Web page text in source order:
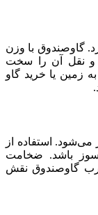
گاوصندوق با وزن
حمل و نقل آن را سخت
زمین یا خرید گاو
می‌شود. استفاده از
باشد. ضخامت
گاوصندوق نقش